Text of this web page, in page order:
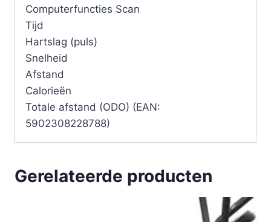
Computerfuncties Scan
Tijd
Hartslag (puls)
Snelheid
Afstand
Calorieën
Totale afstand (ODO) (EAN:
5902308228788)
Gerelateerde producten